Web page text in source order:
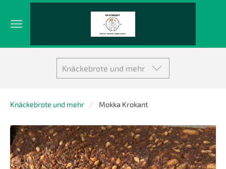
Knäckebrote und mehr
Knäckebrote und mehr Mokka Krokant